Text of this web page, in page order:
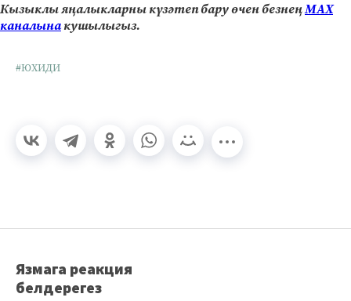
Кызыклы яңалыкларны күзәтеп бару өчен безнеңМАХ
каналынакушылыгыз.
#ЮХИДИ
Язмага реакция
белдерегез